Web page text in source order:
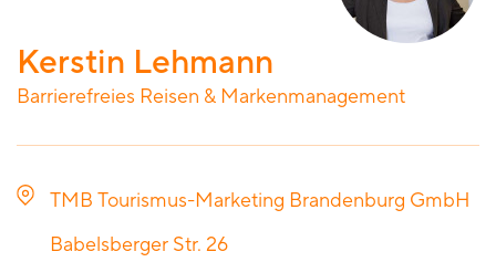
Kerstin Lehmann
Barrierefreies Reisen & Markenmanagement
TMB Tourismus-Marketing Brandenburg GmbH
Babelsberger Str. 26